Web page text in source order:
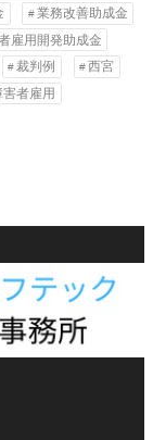
業務改善助成金
雇用開発助成金
裁判例
西宮
害者雇用